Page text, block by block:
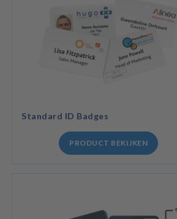
Standard ID Badges
PRODUCT BEKIJKEN